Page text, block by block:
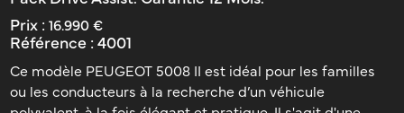
Prix :16.990 €
Référence :4001
Ce modèle PEUGEOT 5008 II est idéal pour les familles
ou les conducteurs à la recherche d’un véhicule